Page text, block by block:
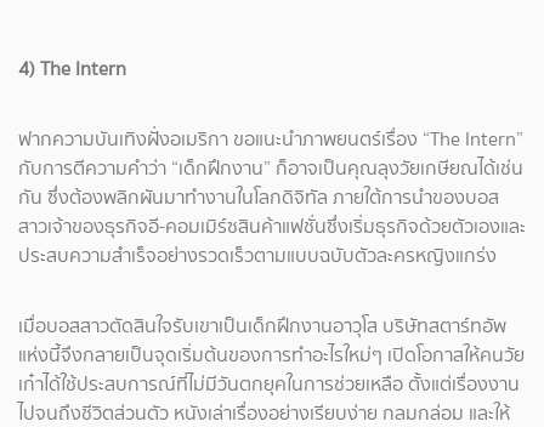
4) The Intern
ฟากความบันเทิงฝั่งอเมริกา ขอแนะนำภาพยนตร์เรื่อง “The Intern”
กับการตีความคำว่า “เด็กฝึกงาน” ก็อาจเป็นคุณลุงวัยเกษียณได้เช่น
กัน ซึ่งต้องพลิกผันมาทำงานในโลกดิจิทัล ภายใต้การนำของบอส
สาวเจ้าของธุรกิจอี-คอมเมิร์ซสินค้าแฟชั่นซึ่งเริ่มธุรกิจด้วยตัวเองและ
ประสบความสำเร็จอย่างรวดเร็วตามแบบฉบับตัวละครหญิงแกร่ง
เมื่อบอสสาวตัดสินใจรับเขาเป็นเด็กฝึกงานอาวุโส บริษัทสตาร์ทอัพ
แห่งนี้จึงกลายเป็นจุดเริ่มต้นของการทำอะไรใหม่ๆ เปิดโอกาสให้คนวัย
เก๋าได้ใช้ประสบการณ์ที่ไม่มีวันตกยุคในการช่วยเหลือ ตั้งแต่เรื่องงาน
ไปจนถึงชีวิตส่วนตัว หนังเล่าเรื่องอย่างเรียบง่าย กลมกล่อม และให้